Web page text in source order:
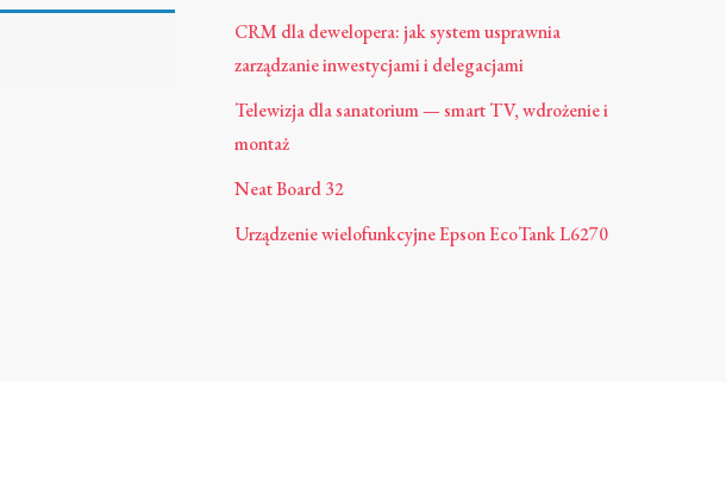
CRM dla dewelopera: jak system usprawnia
zarządzanie inwestycjami i delegacjami
Telewizja dla sanatorium — smart TV, wdrożenie i
montaż
Neat Board 32
Urządzenie wielofunkcyjne Epson EcoTank L6270